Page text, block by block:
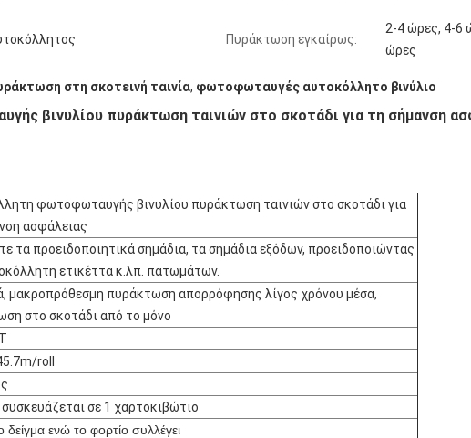
Πυράκτωση εγκαίρως:
2-4 ώρες, 4-6
ώρες
στη σκοτεινή ταινία, φωτοφωταυγές αυτοκόλλητο βινύλιο
βινυλίου πυράκτωση ταινιών στο σκοτάδι για τη σήμανση
φωτοφωταυγής βινυλίου πυράκτωση ταινιών στο σκοτάδι για
ασφάλειας
τα προειδοποιητικά σημάδια, τα σημάδια εξόδων, προειδοποιώντας
ετικέττα κ.λπ. πατωμάτων.
μακροπρόθεσμη πυράκτωση απορρόφησης λίγος χρόνου μέσα,
στο σκοτάδι από το μόνο
roll
σε 1 χαρτοκιβώτιο
δείγμα ενώ το φορτίο συλλέγει